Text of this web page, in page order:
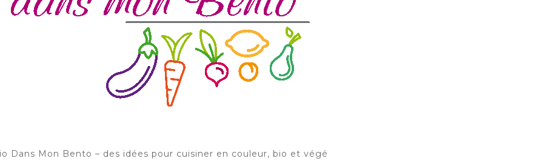
Dans Mon Bento – des idées pour cuisiner en couleur, bio et végé